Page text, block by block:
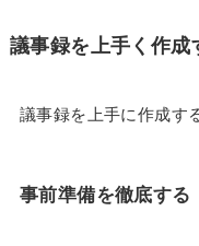
議事録を上手く作成
議事録を上手に作成す
事前準備を徹底する